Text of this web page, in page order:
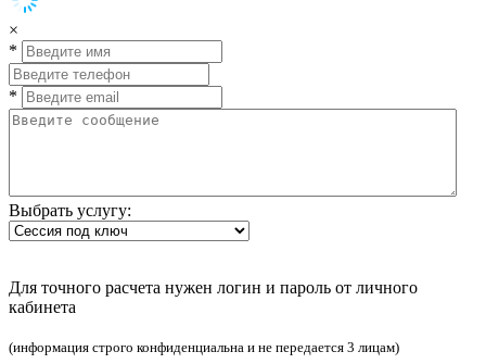
×
*
*
Выбрать услугу:
Для точного расчета нужен логин и пароль от личного
кабинета
(информация строго конфиденциальна и не передается 3 лицам)